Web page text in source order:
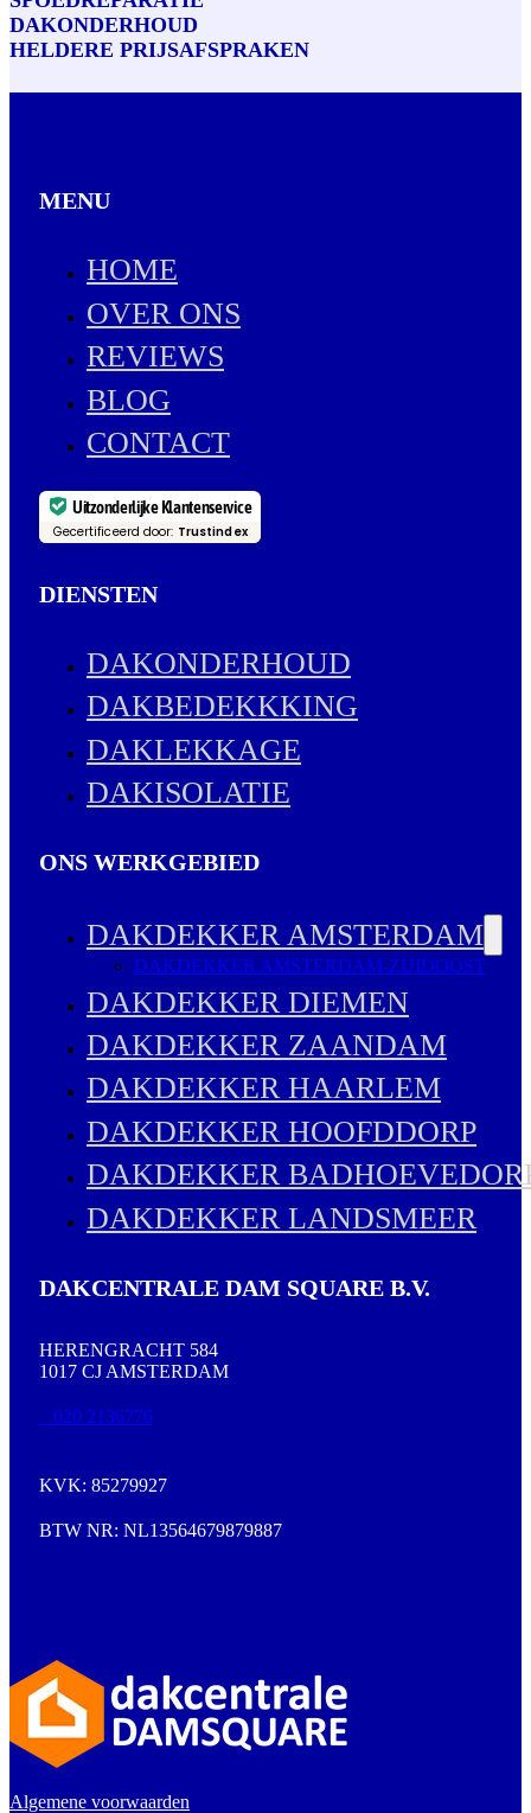
DAKONDERHOUD
HELDERE PRIJSAFSPRAKEN
MENU
HOME
OVER ONS
REVIEWS
BLOG
CONTACT
Uitzonderlijke Klantenservice
Gecertificeerd door: Trustindex
DIENSTEN
DAKONDERHOUD
DAKBEDEKKKING
DAKLEKKAGE
DAKISOLATIE
ONS WERKGEBIED
DAKDEKKER AMSTERDAM
DAKDEKKER AMSTERDAM-ZUIDOOST
DAKDEKKER DIEMEN
DAKDEKKER ZAANDAM
DAKDEKKER HAARLEM
DAKDEKKER HOOFDDORP
DAKDEKKER
DAKDEKKER LANDSMEER
DAKCENTRALE DAM SQUARE B.V.
HERENGRACHT 584
1017 CJ AMSTERDAM
020 2136776
KVK: 85279927
BTW NR: NL13564679879887
Algemene voorwaarden